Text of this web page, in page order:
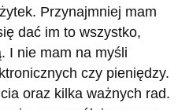
Przynajmniej mam
dać im to wszystko,
I nie mam na myśli
czy pieniędzy.
oraz kilka ważnych rad.